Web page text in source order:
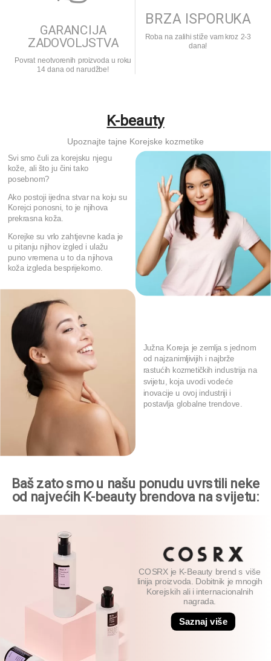
GARANCIJA
ZADOVOLJSTVA
Povrat neotvorenih proizvoda u roku
14 dana od narudžbe!
BRZA ISPORUKA
Roba na zalihi stiže vam kroz 2-3
dana!
K-beauty
Upoznajte tajne Korejske kozmetike
Svi smo čuli za korejsku njegu
kože, ali što ju čini tako
posebnom?
Ako postoji ijedna stvar na koju su
Korejci ponosni, to je njihova
prekrasna koža.
Korejke su vrlo zahtjevne kada je
u pitanju njihov izgled i ulažu
puno vremena u to da njihova
koža izgleda besprijekorno.
Južna Koreja je zemlja s jednom
od najzanimljivijih i najbrže
rastućih kozmetičkih industrija na
svijetu, koja uvodi vodeće
inovacije u ovoj industriji i
postavlja globalne trendove.
Baš zato smo u našu ponudu uvrstili neke
od najvećih K-beauty brendova na svijetu:
COSRX je K-Beauty brend s više
linija proizvoda. Dobitnik je mnogih
Korejskih ali i internacionalnih
nagrada.
Saznaj više